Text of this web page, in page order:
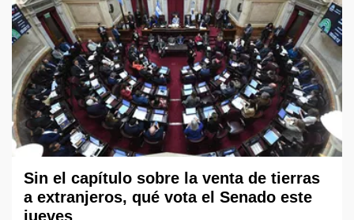
Sin el capítulo sobre la venta de tierras
a extranjeros, qué vota el Senado este
jueves